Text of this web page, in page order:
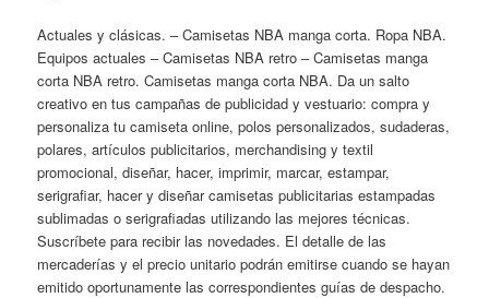
Actuales y clásicas. – Camisetas NBA manga corta. Ropa NBA.
Equipos actuales – Camisetas NBA retro – Camisetas manga
corta NBA retro. Camisetas manga corta NBA. Da un salto
creativo en tus campañas de publicidad y vestuario: compra y
personaliza tu camiseta online, polos personalizados, sudaderas,
polares, artículos publicitarios, merchandising y textil
promocional, diseñar, hacer, imprimir, marcar, estampar,
serigrafiar, hacer y diseñar camisetas publicitarias estampadas
sublimadas o serigrafiadas utilizando las mejores técnicas.
Suscríbete para recibir las novedades. El detalle de las
mercaderías y el precio unitario podrán emitirse cuando se hayan
emitido oportunamente las correspondientes guías de despacho.